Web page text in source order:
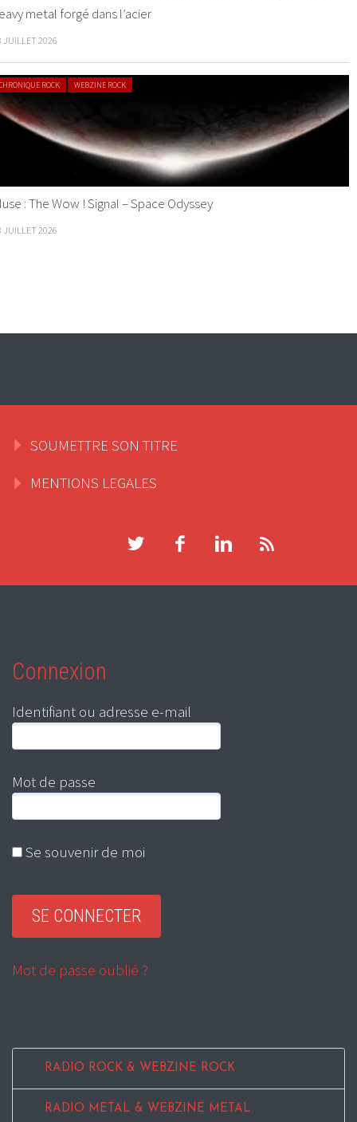
metal forgé dans l’acier
JUILLET 2026
ROCK WEBZINE ROCK
: The Wow ! Signal – Space Odyssey
JUILLET 2026
SOUMETTRE SON TITRE
MENTIONS LEGALES
Connexion
Identifiant ou adresse e-mail
Mot de passe
Se souvenir de moi
Mot de passe oublié ?
RADIO ROCK & WEBZINE ROCK
RADIO METAL & WEBZINE METAL